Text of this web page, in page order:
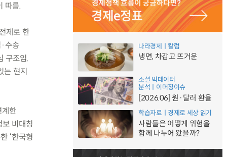
따름.
제로 한
수송
구조임.
는 현지
한
비대칭
‘한국형
나라경제ㅣ칼럼
냉면, 차갑고 뜨거운
소셜 빅데이터
분석ㅣ이머징이슈
[2026.06] 원·달러 환율
학습자료ㅣ경제로 세상 읽기
사람들은 어떻게 위험을
함께 나누어 왔을까?